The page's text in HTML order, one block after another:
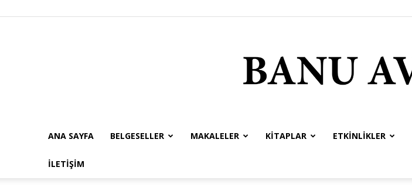
ANA SAYFA BELGESELLER MAKALELER KITAPLAR ETKINLIKLER
İLETIŞIM